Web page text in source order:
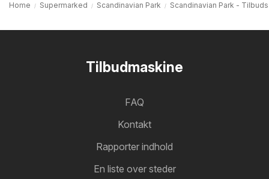
Home Supermarked Scandinavian Park Scandinavian Park -
Tilbudmaskine
FAQ
Kontakt
Rapporter indhold
En liste over steder